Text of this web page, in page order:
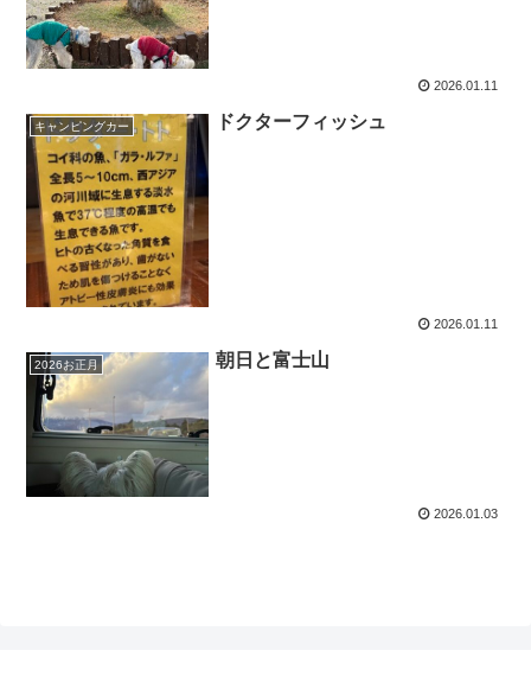
2026.01.11
キャンピングカー ドクターフィッシュ
2026.01.11
2026お正月 朝日と富士山
2026.01.03